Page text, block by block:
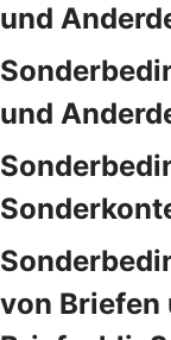
und
und
von Briefen